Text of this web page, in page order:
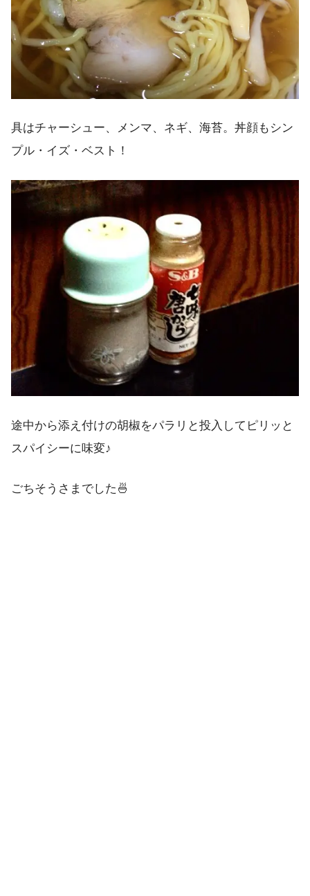
具はチャーシュー、メンマ、ネギ、海苔。丼顔もシン
プル・イズ・ベスト！
途中から添え付けの胡椒をパラリと投入してピリッと
スパイシーに味変♪
ごちそうさまでした🍜